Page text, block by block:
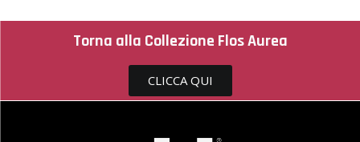
Torna alla Collezione Flos Aurea
CLICCA QUI